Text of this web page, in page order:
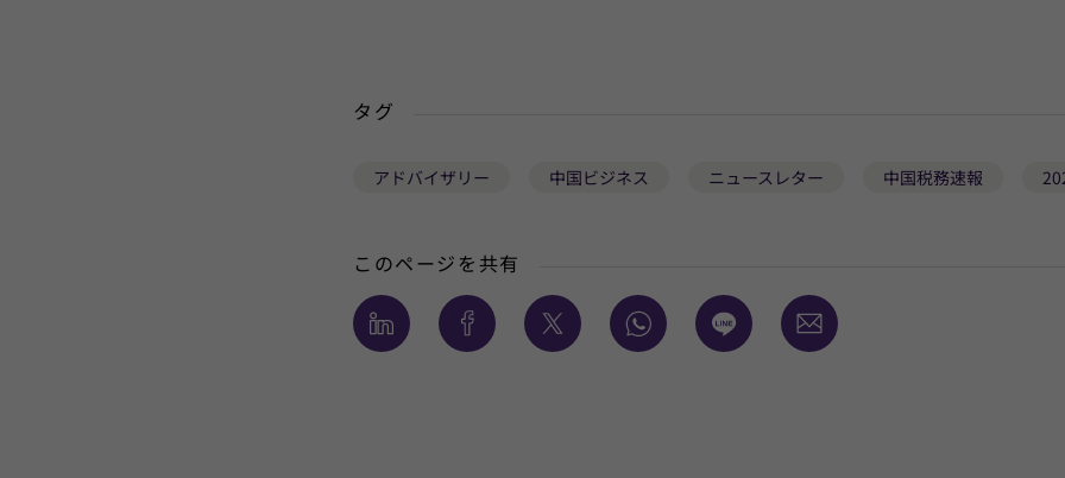
タグ
アドバイザリー 中国ビジネス ニュースレター 中国税務速報
このページを共有